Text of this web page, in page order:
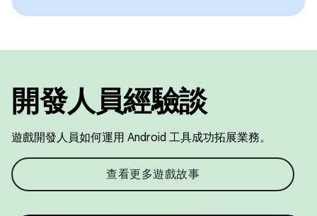
開發人員經驗談
遊戲開發人員如何運用 Android 工具成功拓展業務。
查看更多遊戲故事